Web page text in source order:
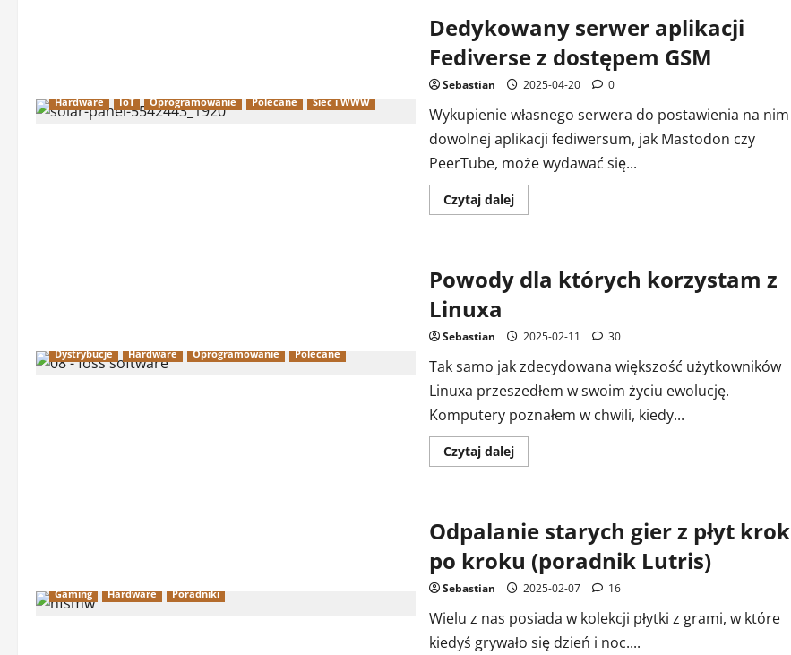
kieszeni
–
Smartfon
z
Touch
test)
Hardware IoT Oprogramowanie Polecane Sieć i WWW
Dedykowany serwer aplikacji
Fediverse z dostępem GSM
Sebastian 2025-04-20 0
Wykupienie własnego serwera do postawienia na nim
dowolnej aplikacji fediwersum, jak Mastodon czy
PeerTube, może wydawać się...
Czytaj dalejDowiedz
się
aplikacji
Fediverse
Dystrybucje Hardware Oprogramowanie Polecane
Powody dla których korzystam z
Linuxa
Sebastian 2025-02-11 30
Tak samo jak zdecydowana większość użytkowników
Linuxa przeszedłem w swoim życiu ewolucję.
Komputery poznałem w chwili, kiedy...
Czytaj dalejDowiedz
się
których
korzystam
Linuxa
Gaming Hardware Poradniki
Odpalanie starych gier z płyt krok
po kroku (poradnik Lutris)
Sebastian 2025-02-07 16
Wielu z nas posiada w kolekcji płytki z grami, w które
kiedyś grywało się dzień i noc....